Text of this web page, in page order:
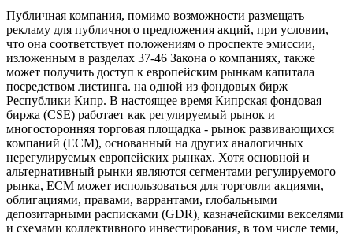
Публичная компания, помимо возможности размещать
рекламу для публичного предложения акций, при условии,
что она соответствует положениям о проспекте эмиссии,
изложенным в разделах 37-46 Закона о компаниях, также
может получить доступ к европейским рынкам капитала
посредством листинга. на одной из фондовых бирж
Республики Кипр. В настоящее время Кипрская фондовая
биржа (CSE) работает как регулируемый рынок и
многосторонняя торговая площадка - рынок развивающихся
компаний (ECM), основанный на других аналогичных
нерегулируемых европейских рынках. Хотя основной и
альтернативный рынки являются сегментами регулируемого
рынка, ECM может использоваться для торговли акциями,
облигациями, правами, варрантами, глобальными
депозитарными расписками (GDR), казначейскими векселями
и схемами коллективного инвестирования, в том числе теми,